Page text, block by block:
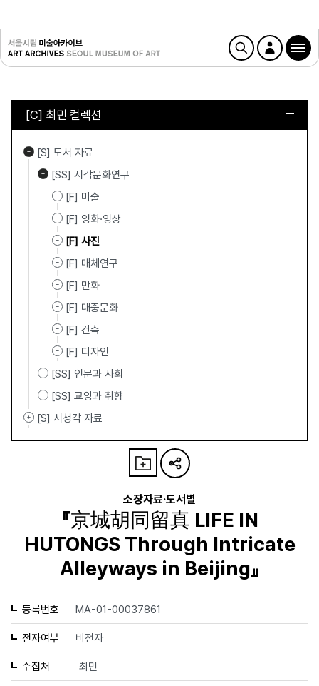
[C] 최민 컬렉션
[S] 도서 자료
[SS] 시각문화연구
[F] 미술
[F] 영화·영상
[F] 사진
[F] 매체연구
[F] 만화
[F] 대중문화
[F] 건축
[F] 디자인
[SS] 인문과 사회
[SS] 교양과 취향
[S] 시청각 자료
소장자료·도서별
『京城胡同留真 LIFE IN
HUTONGS Through Intricate
Alleyways in Beijing』
등록번호 MA-01-00037861
전자여부 비전자
수집처 최민